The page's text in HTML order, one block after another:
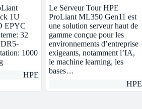
1U
EPYC
32
1000
HPE
Le Serveur Tour HPE
ProLiant ML350 Gen11 est
une solution serveur haut de
gamme conçue pour les
environnements d’entreprise
exigeants, notamment l’IA,
le machine learning, les
bases…
HPE